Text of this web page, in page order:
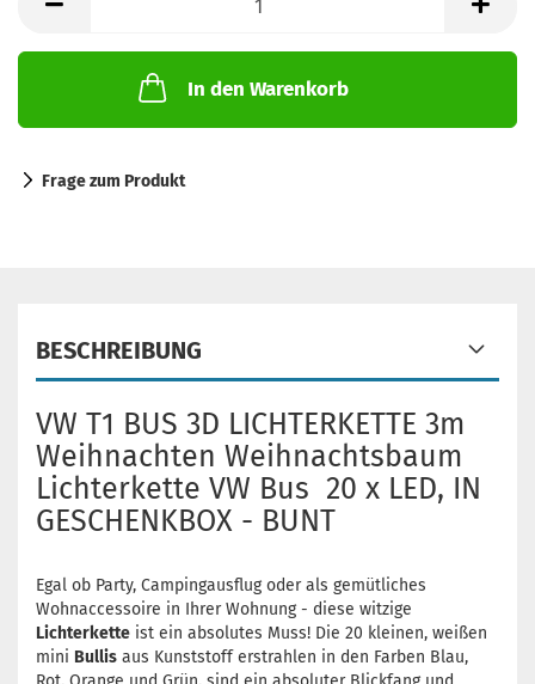
In den Warenkorb
Frage zum Produkt
BESCHREIBUNG
VW T1 BUS 3D LICHTERKETTE 3m
Weihnachten Weihnachtsbaum
Lichterkette VW Bus 20 x LED, IN
GESCHENKBOX - BUNT
Egal ob Party, Campingausflug oder als gemütliches
Wohnaccessoire in Ihrer Wohnung - diese witzige
Lichterkette ist ein absolutes Muss! Die 20 kleinen, weißen
mini Bullis aus Kunststoff erstrahlen in den Farben Blau,